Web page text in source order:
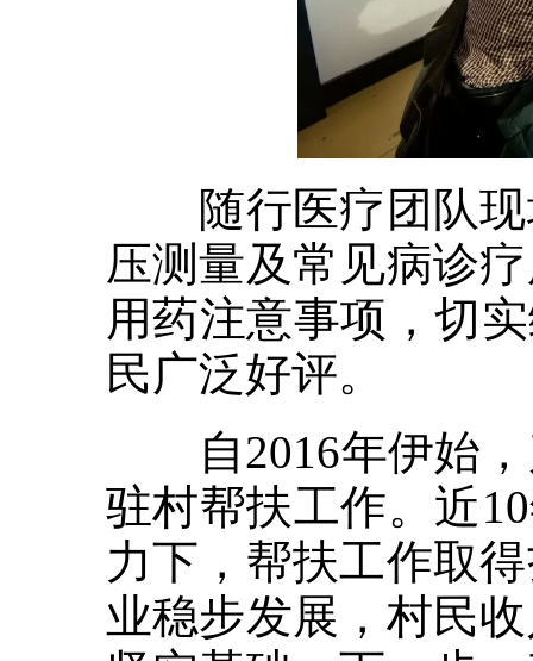
随行医疗团队现
压测量及常见病诊
用药注意事项，切
民广泛好评。
自2016年伊始，
驻村帮扶工作。近
力下，帮扶工作取
业稳步发展，村民